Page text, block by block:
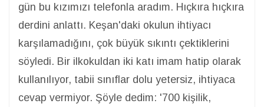
gün bu kızımızı telefonla aradım. Hıçkıra hıçkıra
derdini anlattı. Keşan'daki okulun ihtiyacı
karşılamadığını, çok büyük sıkıntı çektiklerini
söyledi. Bir ilkokuldan iki katı imam hatip olarak
kullanılıyor, tabii sınıflar dolu yetersiz, ihtiyaca
cevap vermiyor. Şöyle dedim: '700 kişilik,